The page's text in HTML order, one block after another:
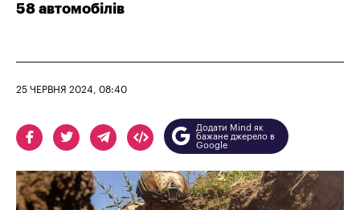
58 автомобілів
25 ЧЕРВНЯ 2024, 08:40
Додати Mind як
бажане джерело в
Google